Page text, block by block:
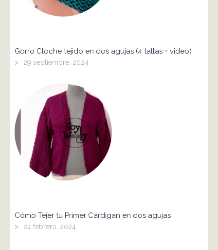
Gorro Cloche tejido en dos agujas (4 tallas + video)
> 29 septiembre, 2024
Cómo Tejer tu Primer Cárdigan en dos agujas
> 24 febrero, 2024